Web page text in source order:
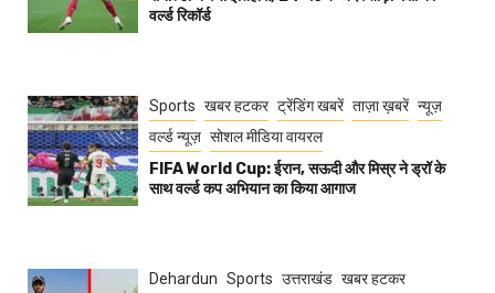
वर्ल्ड रिकॉर्ड
Sports खबर हटकर ट्रेंडिंग खबरें ताज़ा ख़बरें न्यूज़
वर्ल्ड न्यूज़ सोशल मीडिया वायरल
FIFA World Cup: ईरान, सऊदी और मिस्र ने ड्रॉ के
साथ वर्ल्ड कप अभियान का किया आगाज
Dehardun Sports उत्तराखंड खबर हटकर